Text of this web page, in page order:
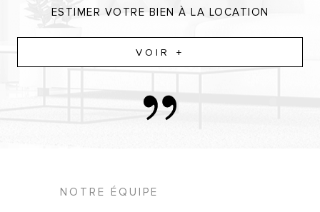
ESTIMER VOTRE BIEN À LA LOCATION
VOIR +
NOTRE ÉQUIPE